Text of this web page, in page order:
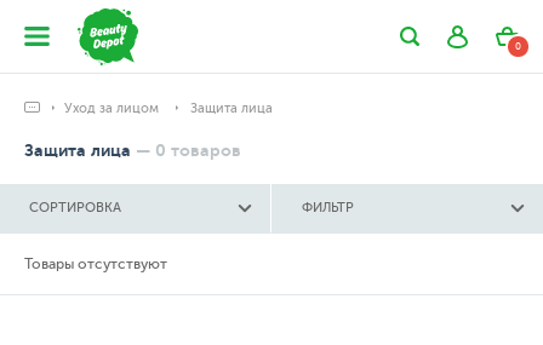
0
Уход за лицом Защита лица
Защита лица — 0 товаров
СОРТИРОВКА ФИЛЬТР
Товары отсутствуют